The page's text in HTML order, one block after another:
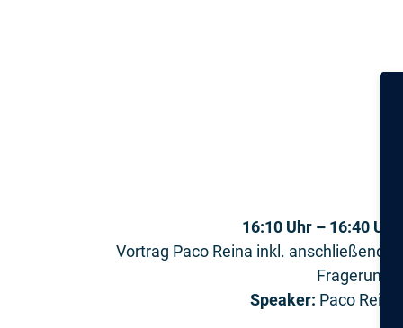
16:10 Uhr – 16:40 Uhr
Vortrag Paco Reina inkl. anschließender
Fragerunde
Speaker: Paco Reina